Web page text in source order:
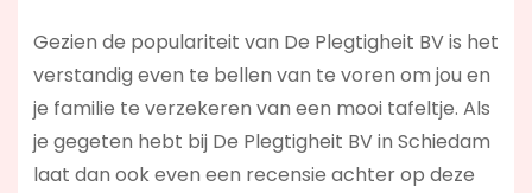
Gezien de populariteit van De Plegtigheit BV is het
verstandig even te bellen van te voren om jou en
je familie te verzekeren van een mooi tafeltje. Als
je gegeten hebt bij De Plegtigheit BV in Schiedam
laat dan ook even een recensie achter op deze